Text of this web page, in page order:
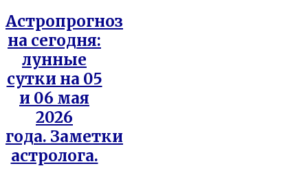
Астропрогноз
на сегодня:
лунные
сутки на 05
и 06 мая
2026
года. Заметки
астролога.